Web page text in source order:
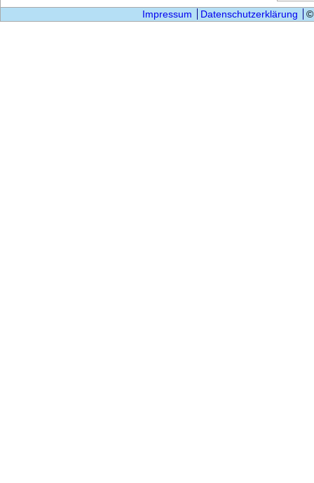
Impressum Datenschutzerklärung ©